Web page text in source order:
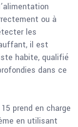
ou à
les
il est
habite, qualifié
dans ce
prend en charge
en utilisant